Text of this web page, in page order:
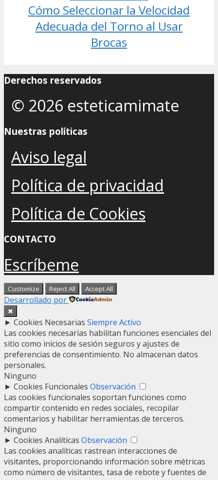
Cómo Seleccionar la Velocidad
Adecuada del Torno al Usar
Brocas
Derechos reservados
© 2026 esteticamimate
Nuestras políticas
Aviso legal
Política de privacidad
Política de Cookies
CONTACTO
Escríbeme
Customize Reject All Accept All
Desarrollado por
✖
► Cookies Necesarias Siempre Activo
Las cookies necesarias habilitan funciones esenciales del
sitio como inicios de sesión seguros y ajustes de
preferencias de consentimiento. No almacenan datos
personales.
Ninguno
► Cookies Funcionales Observación
Las cookies funcionales soportan funciones como
compartir contenido en redes sociales, recopilar
comentarios y habilitar herramientas de terceros.
Ninguno
► Cookies Analíticas Observación
Las cookies analíticas rastrean interacciones de
visitantes, proporcionando información sobre métricas
como número de visitantes, tasa de rebote y fuentes de